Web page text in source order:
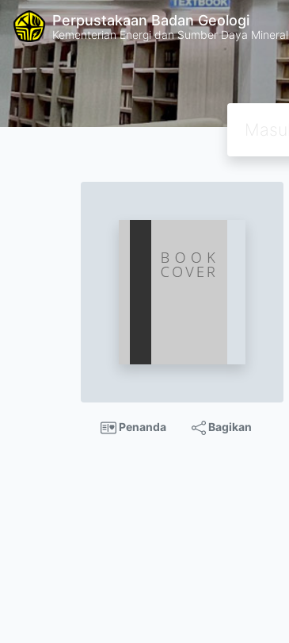
Perpustakaan Badan Geologi
Kementerian Energi dan Sumber Daya Mineral
Penanda Bagikan